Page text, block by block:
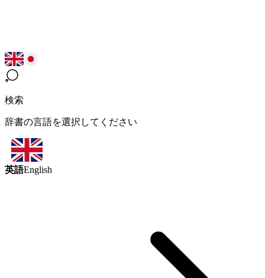
検索
辞書の言語を選択してください
英語English